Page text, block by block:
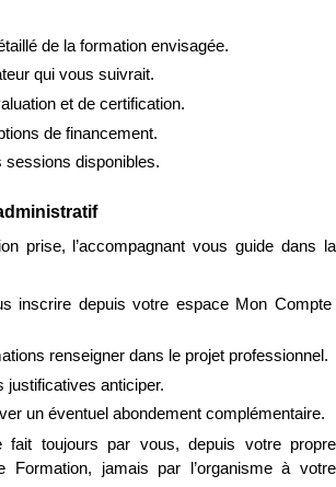
de la formation envisagée.
qui vous suivrait.
et de certification.
de financement.
sessions disponibles.
prise, l’accompagnant vous guide dans la
inscrire depuis votre espace Mon Compte
renseigner dans le projet professionnel.
justificatives anticiper.
un éventuel abondement complémentaire.
fait toujours par vous, depuis votre propre
Formation, jamais par l’organisme à votre